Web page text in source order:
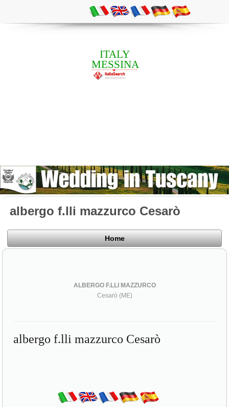
ITALY
MESSINA
albergo f.lli mazzurco Cesarò
Home
ALBERGO F.LLI MAZZURCO
Cesarò (ME)
albergo f.lli mazzurco Cesarò